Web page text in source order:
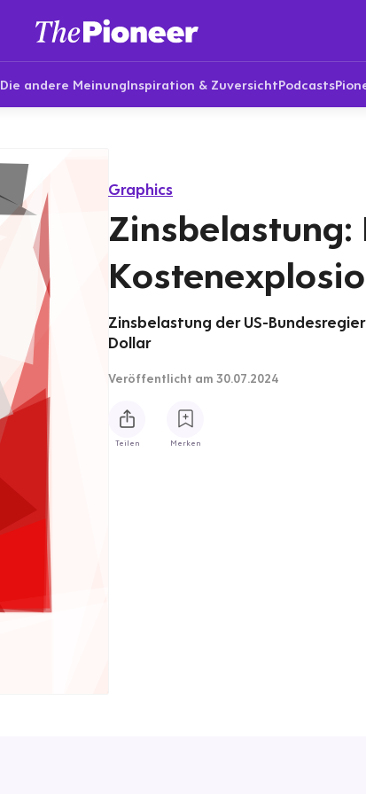
Die andere MeinungInspiration & ZuversichtPodcasts
Graphics
Zinsbelastung:
Zinsbelastung der US-
Dollar
Veröffentlicht am 30.07.2024
Teilen Merken